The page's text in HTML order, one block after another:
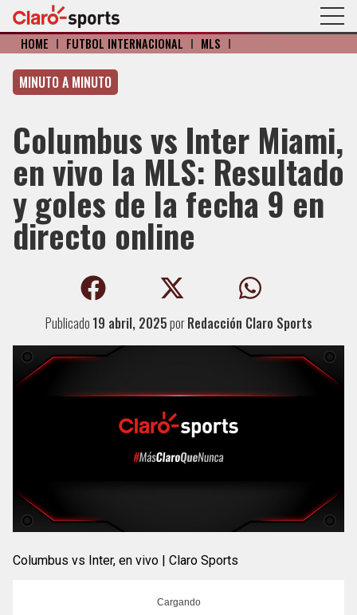
HOME I FÚTBOL INTERNACIONAL I MLS I
MINUTO A MINUTO
Columbus vs Inter Miami,
en vivo la MLS: Resultado
y goles de la fecha 9 en
directo online
Publicado 19 abril, 2025porRedacción Claro Sports
Columbus vs Inter, en vivo | Claro Sports
Cargando